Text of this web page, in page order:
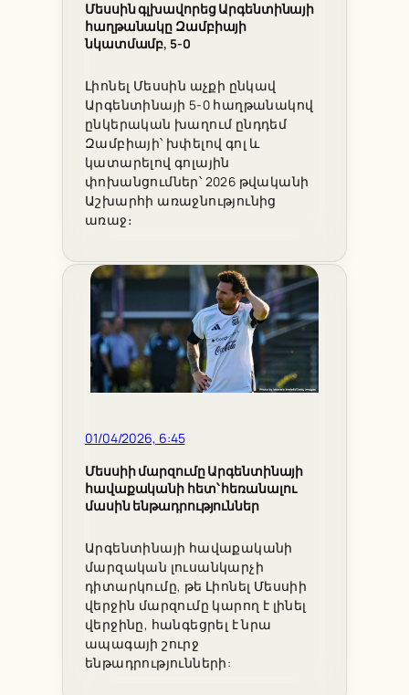
Մեսսին գլխավորեց Արգենտինայի
հաղթանակը Զամբիայի
նկատմամբ, 5-0
Լիոնել Մեսսին աչքի ընկավ
Արգենտինայի 5-0 հաղթանակով
ընկերական խաղում ընդդեմ
Զամբիայի՝ խփելով գոլ և
կատարելով գոլային
փոխանցումներ՝ 2026 թվականի
Աշխարհի առաջնությունից
առաջ։
01/04/2026, 6:45
Մեսսիի մարզումը Արգենտինայի
հավաքականի հետ՝ հեռանալու
մասին ենթադրություններ
Արգենտինայի հավաքականի
մարզական լուսանկարչի
դիտարկումը, թե Լիոնել Մեսսիի
վերջին մարզումը կարող է լինել
վերջինը, հանգեցրել է նրա
ապագայի շուրջ
ենթադրությունների: